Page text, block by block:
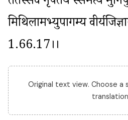
मिथिलामभ्युपागम्य
1.66.17।।
Original text view. Choose a